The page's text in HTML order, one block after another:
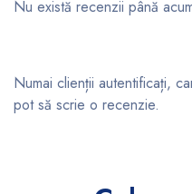
Nu există recenzii până
Numai clienții autentificați,
pot să scrie o recenzie.